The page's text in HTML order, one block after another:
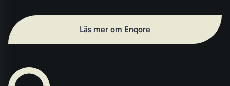
Läs mer om Enqore